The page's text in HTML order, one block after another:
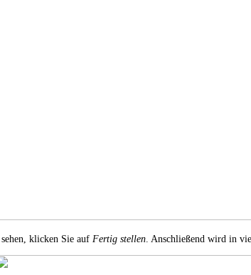
klicken Sie auf Fertig stellen. Anschließend wird in